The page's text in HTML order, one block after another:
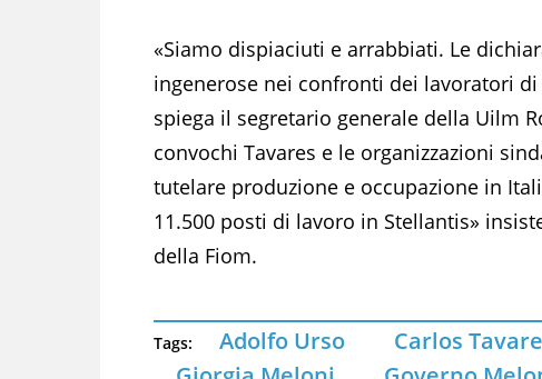
«Siamo dispiaciuti e arrabbiati. Le
ingenerose nei confronti dei lavoratori
spiega il segretario generale della Uilm
convochi Tavares e le organizzazioni
tutelare produzione e occupazione in
11.500 posti di lavoro in Stellantis»
della Fiom.
Tags: Adolfo Urso Carlos